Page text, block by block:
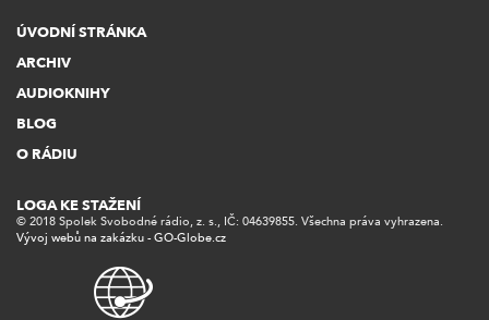
ÚVODNÍ STRÁNKA
ARCHIV
AUDIOKNIHY
BLOG
O RÁDIU
© 2018 Spolek Svobodné rádio, z. s., IČ: 04639855. Všechna práva vyhrazena.
Vývoj webů na zakázku - GO-Globe.cz
LOGA KE STAŽENÍ